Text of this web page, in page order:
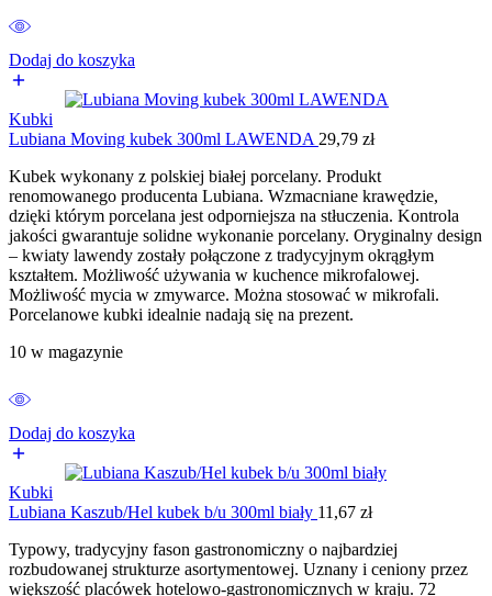
Dodaj do koszyka
Kubki
Lubiana Moving kubek 300ml LAWENDA 29,79 zł
Kubek wykonany z polskiej białej porcelany. Produkt
renomowanego producenta Lubiana. Wzmacniane krawędzie,
dzięki którym porcelana jest odporniejsza na stłuczenia. Kontrola
jakości gwarantuje solidne wykonanie porcelany. Oryginalny design
– kwiaty lawendy zostały połączone z tradycyjnym okrągłym
kształtem. Możliwość używania w kuchence mikrofalowej.
Możliwość mycia w zmywarce. Można stosować w mikrofali.
Porcelanowe kubki idealnie nadają się na prezent.
10 w magazynie
Dodaj do koszyka
Kubki
Lubiana Kaszub/Hel kubek b/u 300ml biały 11,67 zł
Typowy, tradycyjny fason gastronomiczny o najbardziej
rozbudowanej strukturze asortymentowej. Uznany i ceniony przez
większość placówek hotelowo-gastronomicznych w kraju. 72